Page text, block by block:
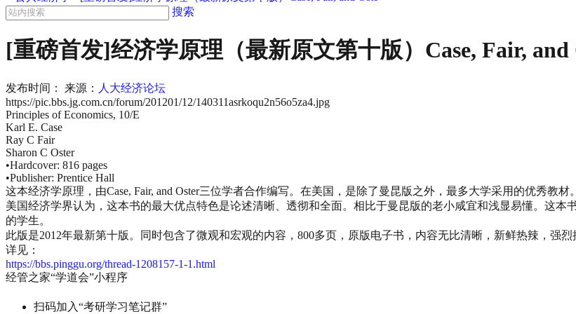
搜索
[重磅首发]经济学原理（最新原文第十版）Case, Fair, and
发布时间： 来源： 人大经济论坛
https://pic.bbs.jg.com.cn/forum/201201/12/140311asrkoqu2n56o5za4.jpg
Principles of Economics, 10/E
Karl E. Case
Ray C Fair
Sharon C Oster
•Hardcover: 816 pages
•Publisher: Prentice Hall
这本经济学原理，由Case, Fair, and Oster三位学者合作编写。在美国，是除了曼昆版之外，最多大学采用的优秀教材。
美国经济学界认为，这本书的最大优点特色是论述清晰、透彻和全面。相比于曼昆版的老小咸宜和浅显易懂。这
的学生。
此版是2012年最新第十版。同时包含了微观和宏观的内容，800多页，原版电子书，内容无比清晰，新鲜热辣，强烈
详见：
https://bbs.pinggu.org/thread-1208157-1-1.html
经管之家“学道会”小程序
扫码加入“考研学习笔记群”